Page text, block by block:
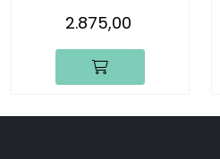
2.875,00